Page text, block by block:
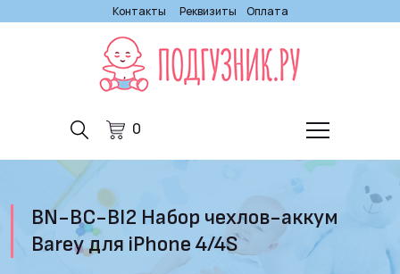
Контакты Реквизиты Оплата
0
BN-BC-Bl2 Набор чехлов-аккум
Barey для iPhone 4/4S